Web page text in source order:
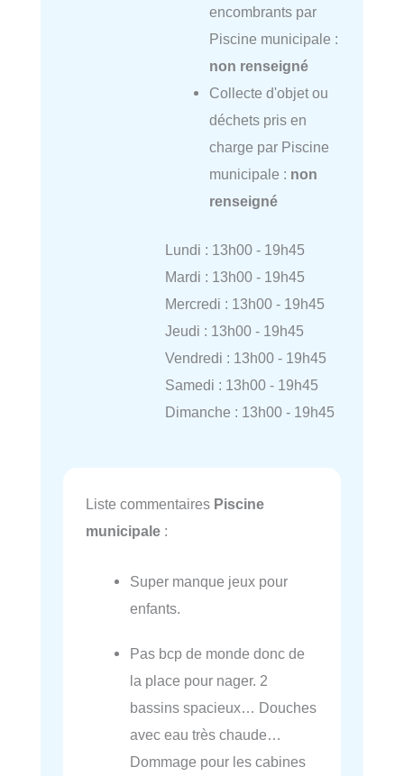
encombrants par
Piscine municipale :
non renseigné
Collecte d'objet ou
déchets pris en
charge par Piscine
municipale : non
renseigné
Lundi : 13h00 - 19h45
Mardi : 13h00 - 19h45
Mercredi : 13h00 - 19h45
Jeudi : 13h00 - 19h45
Vendredi : 13h00 - 19h45
Samedi : 13h00 - 19h45
Dimanche : 13h00 - 19h45
Liste commentaires Piscine
municipale :
Super manque jeux pour
enfants.
Pas bcp de monde donc de
la place pour nager. 2
bassins spacieux… Douches
avec eau très chaude…
Dommage pour les cabines